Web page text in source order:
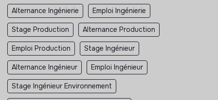
Alternance Ingénierie Emploi Ingénierie
Stage Production Alternance Production
Emploi Production Stage Ingénieur
Alternance Ingénieur Emploi Ingénieur
Stage Ingénieur Environnement